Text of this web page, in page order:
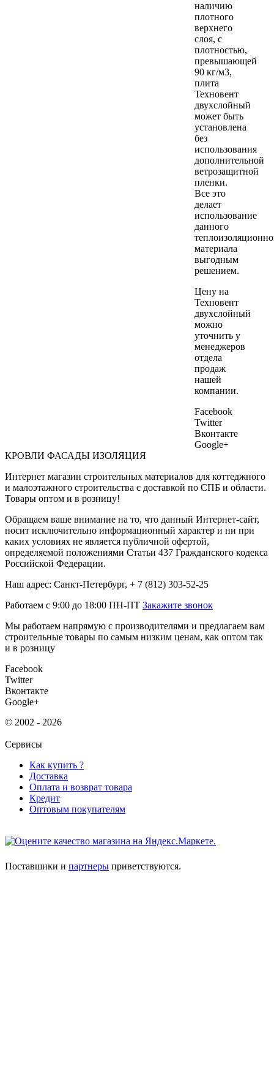
наличию
плотного
верхнего
слоя, с
плотностью,
превышающей
90 кг/м3,
плита
Техновент
двухслойный
может быть
установлена
без
использования
дополнительной
ветрозащитной
пленки.
Все это
делает
использование
данного
материала
выгодным
решением.
Цену на
Техновент
двухслойный
можно
уточнить у
менеджеров
отдела
продаж
нашей
компании.
Facebook
Twitter
Вконтакте
Google+
КРОВЛИ ФАСАДЫ ИЗОЛЯЦИЯ
Интернет магазин строительных материалов для коттеджного
и малоэтажного строительства с доставкой по СПБ и области.
Товары оптом и в розницу!
Обращаем ваше внимание на то, что данный Интернет-сайт,
носит исключительно информационный характер и ни при
каких условиях не является публичной офертой,
определяемой положениями Статьи 437 Гражданского кодекса
Российской Федерации.
Наш адрес: Санкт-Петербург, + 7 (812) 303-52-25
Работаем с 9:00 до 18:00 ПН-ПТ Закажите звонок
Мы работаем напрямую с производителями и предлагаем вам
строительные товары по самым низким ценам, как оптом так
и в розницу
Facebook
Twitter
Вконтакте
Google+
© 2002 - 2026
Сервисы
Как купить ?
Доставка
Оплата и возврат товара
Кредит
Оптовым покупателям
Поставшики и партнеры приветствуются.